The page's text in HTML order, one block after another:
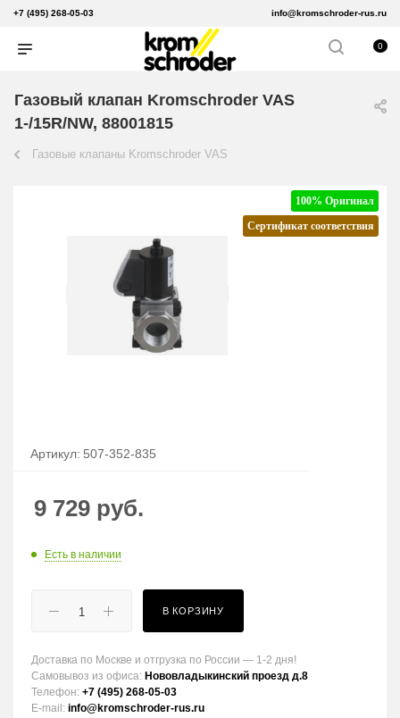
+7 (495) 268-05-03 info@kromschroder-rus.ru
0
Газовый клапан Kromschroder VAS
1-/15R/NW, 88001815
Газовые клапаны Kromschroder VAS
100% Оригинал
Сертификат соответствия
Артикул: 507-352-835
9 729 руб.
Есть в наличии
В КОРЗИНУ
Доставка по Москве и отгрузка по России — 1-2 дня!
Самовывоз из офиса: Нововладыкинский проезд д.8
Телефон: +7 (495) 268-05-03
E-mail: info@kromschroder-rus.ru